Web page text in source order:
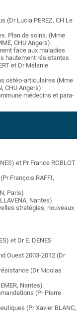
(Dr Lucia PEREZ, CH Le
Plan de soins. (Mme
CHU Angers).
face aux maladies
hautement résistantes
et Dr Mélanie
ostéo-articulaires (Mme
CHU Angers).
médecins et para-
et Pr France ROBLOT
François RAFFI,
Paris)
Nantes)
stratégies, nouveaux
et Dr E. DENES
Ouest 2003-2012 (Dr
(Dr Nicolas
Nantes)
(Pr Pierre
(Pr Xavier BLANC,